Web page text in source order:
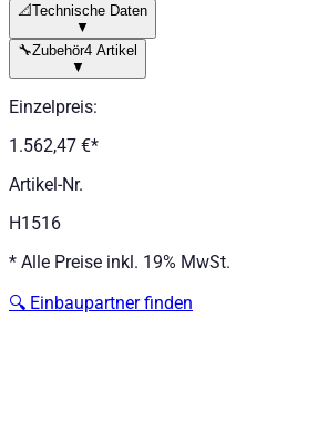
📐Technische Daten
▼
🔧Zubehör4 Artikel
▼
Einzelpreis:
1.562,47 €*
Artikel-Nr.
H1516
* Alle Preise inkl. 19% MwSt.
🔍 Einbaupartner finden